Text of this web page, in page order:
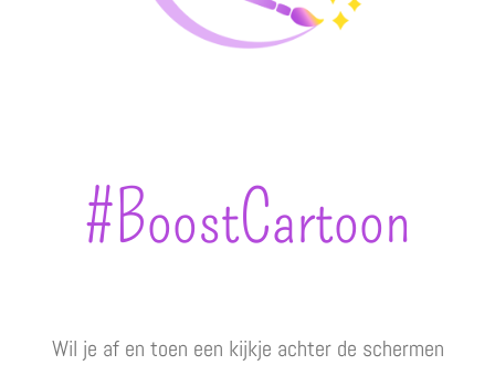
#BoostCartoon
Wil je af en toen een kijkje achter de schermen